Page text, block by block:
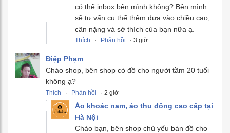
có thể inbox bên mình không? Bên mình
sẽ tư vấn cụ thể thêm dựa vào chiều cao,
cân nặng và sở thích của bạn nữa ạ.
Thích · Phản hồi · 3 giờ
Điệp Phạm
Chào shop, bên shop có đồ cho người tầm 20 tuổi
không ạ?
Thích · Phản hồi · 2 giờ
Áo khoác nam, áo thu đông cao cấp tại
Hà Nội
Chào bạn, bên shop chủ yếu bán đồ cho